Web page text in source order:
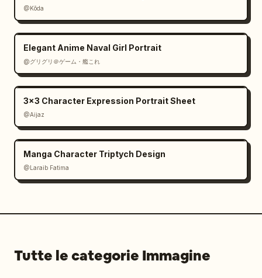
@Kōda
Elegant Anime Naval Girl Portrait
@グリグリ＠ゲーム・艦これ
3x3 Character Expression Portrait Sheet
@Aijaz
Manga Character Triptych Design
@Laraib Fatima‎
Tutte le categorie Immagine